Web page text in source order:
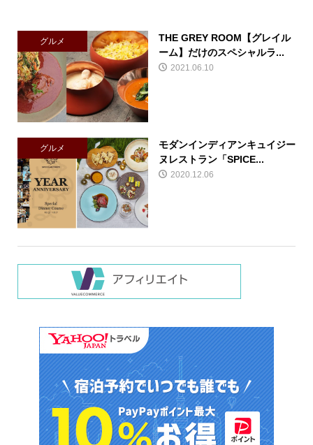
グルメ
THE GREY ROOM【グレイル
ーム】だけのスペシャルラ...
2021.06.10
グルメ
モダンインディアンキュイジー
ヌレストラン「SPICE...
2020.12.06